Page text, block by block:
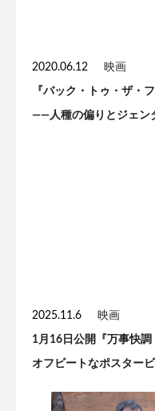
2020.06.12 映画
『バック・トゥ・ザ・
——人種の偏りとジェン
2025.11.6 映画
1月16日公開『万事快
オフビートなポスター